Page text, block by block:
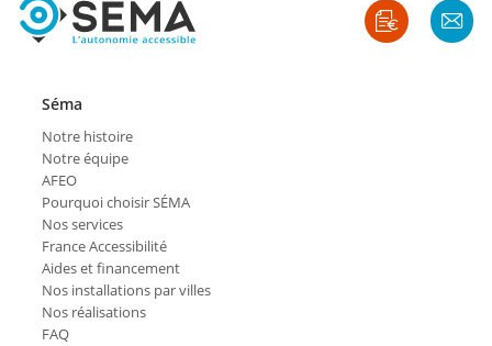
Séma
Notre histoire
Notre équipe
AFEO
Pourquoi choisir SÉMA
Nos services
France Accessibilité
Aides et financement
Nos installations par villes
Nos réalisations
FAQ